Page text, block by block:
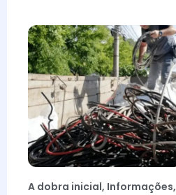
A dobra inicial, Informações,